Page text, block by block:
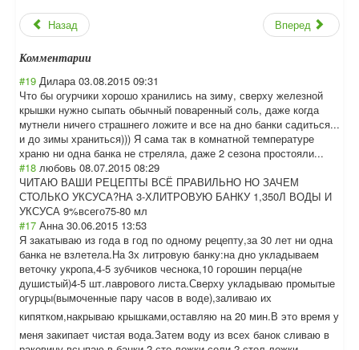
Назад Вперед
Комментарии
#19 Дилара 03.08.2015 09:31
Что бы огурчики хорошо хранились на зиму, сверху железной
крышки нужно сыпать обычный поваренный соль, даже когда
мутнели ничего страшнего ложите и все на дно банки садиться...
и до зимы храниться))) Я сама так в комнатной температуре
храню ни одна банка не стреляла, даже 2 сезона простояли...
#18 любовь 08.07.2015 08:29
ЧИТАЮ ВАШИ РЕЦЕПТЫ ВСЁ ПРАВИЛЬНО НО ЗАЧЕМ
СТОЛЬКО УКСУСА?НА 3-ХЛИТРОВУЮ БАНКУ 1,350Л ВОДЫ И
УКСУСА 9%всего75-80 мл
#17 Анна 30.06.2015 13:53
Я закатываю из года в год по одному рецепту,за 30 лет ни одна
банка не взлетела.На 3х литровую банку:на дно укладываем
веточку укропа,4-5 зубчиков чеснока,10 горошин перца(не
душистый)4-5 шт.лаврового листа.Сверху укладываю промытые
огурцы(вымоченные пару часов в воде),заливаю их
кипятком,накрываю крышками,оставляю на 20 мин.В это время у
меня закипает чистая вода.Затем воду из всех банок сливаю в